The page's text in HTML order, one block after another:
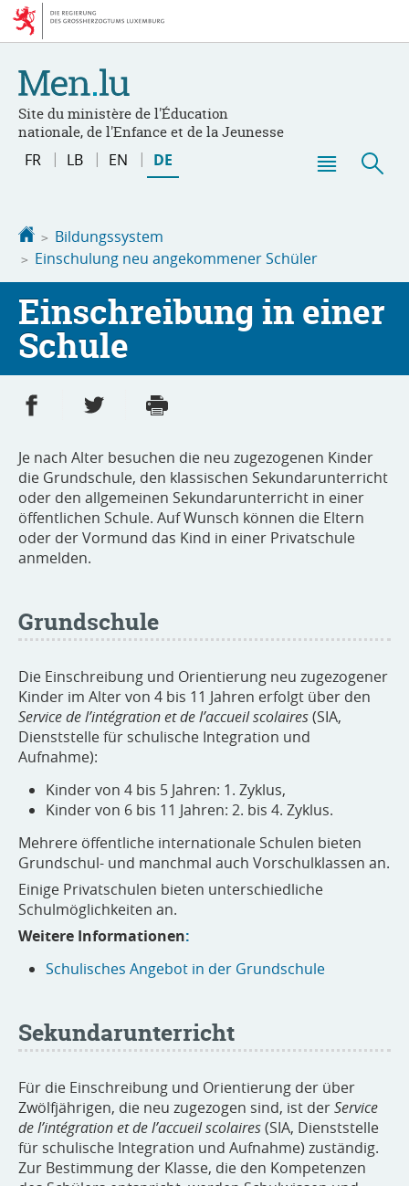
Zur
Navigation
Zum
Inhalt
Site du ministère de l'Éducation
nationale, de l'Enfance et de la Jeunesse
Sprache
wechseln
FR LB EN DE
Startseite
Bildungssystem
Einschulung neu angekommener Schüler
Einschreibung in einer
Schule
Partager sur Facebook
Partager sur Twitter
Je nach Alter besuchen die neu zugezogenen Kinder
die Grundschule, den klassischen Sekundarunterricht
oder den allgemeinen Sekundarunterricht in einer
öffentlichen Schule. Auf Wunsch können die Eltern
oder der Vormund das Kind in einer Privatschule
anmelden.
Grundschule
Die Einschreibung und Orientierung neu zugezogener
Kinder im Alter von 4 bis 11 Jahren erfolgt über den
Service de l’intégration et de l’accueil scolaires(SIA,
Dienststelle für schulische Integration und
Aufnahme):
Kinder von 4 bis 5 Jahren: 1. Zyklus,
Kinder von 6 bis 11 Jahren: 2. bis 4. Zyklus.
Mehrere öffentliche internationale Schulen bieten
Grundschul- und manchmal auch Vorschulklassen an.
Einige Privatschulen bieten unterschiedliche
Schulmöglichkeiten an.
Weitere Informationen:
Schulisches Angebot in der Grundschule
Sekundarunterricht
Für die Einschreibung und Orientierung der über
Zwölfjährigen, die neu zugezogen sind, ist derService
de l’intégration et de l’accueil scolaires(SIA, Dienststelle
für schulische Integration und Aufnahme) zuständig.
Zur Bestimmung der Klasse, die den Kompetenzen